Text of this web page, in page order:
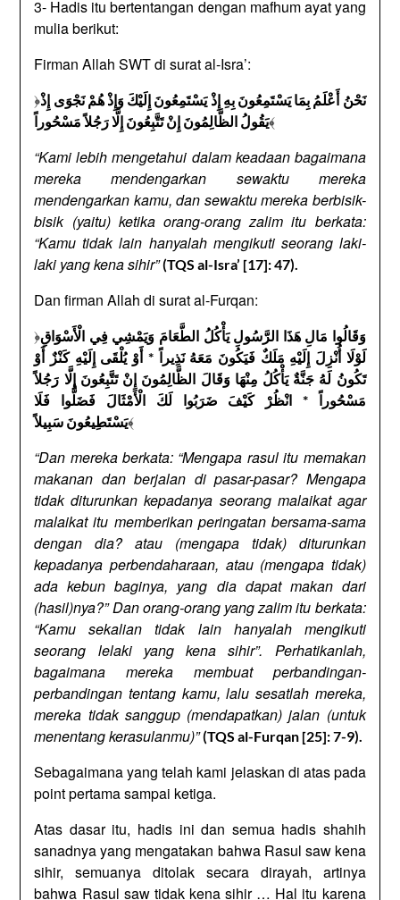
3- Hadis itu bertentangan dengan mafhum ayat yang
mulia berikut:
Firman Allah SWT di surat al-Isra’:
﴿نَحْنُ أَعْلَمُ بِمَا يَسْتَمِعُونَ بِهِ إِذْ يَسْتَمِعُونَ إِلَيْكَ وَإِذْ هُمْ نَجْوَى إِذْ
يَقُولُ الظَّالِمُونَ إِنْ تَتَّبِعُونَ إِلَّا رَجُلاً مَسْحُوراً﴾
“Kami lebih mengetahui dalam keadaan bagaimana
mereka mendengarkan sewaktu mereka
mendengarkan kamu, dan sewaktu mereka berbisik-
bisik (yaitu) ketika orang-orang zalim itu berkata:
“Kamu tidak lain hanyalah mengikuti seorang laki-
laki yang kena sihir”(TQS al-Isra’ [17]: 47).
Dan firman Allah di surat al-Furqan:
﴿وَقَالُوا مَالِ هَذَا الرَّسُولِ يَأْكُلُ الطَّعَامَ وَيَمْشِي فِي الْأَسْوَاقِ
لَوْلَا أُنْزِلَ إِلَيْهِ مَلَكٌ فَيَكُونَ مَعَهُ نَذِيراً * أَوْ يُلْقَى إِلَيْهِ كَنْزٌ أَوْ
تَكُونُ لَهُ جَنَّةٌ يَأْكُلُ مِنْهَا وَقَالَ الظَّالِمُونَ إِنْ تَتَّبِعُونَ إِلَّا رَجُلاً
مَسْحُوراً * انْظُرْ كَيْفَ ضَرَبُوا لَكَ الْأَمْثَالَ فَضَلُّوا فَلَا
يَسْتَطِيعُونَ سَبِيلاً﴾
“Dan mereka berkata: “Mengapa rasul itu memakan
makanan dan berjalan di pasar-pasar? Mengapa
tidak diturunkan kepadanya seorang malaikat agar
malaikat itu memberikan peringatan bersama-sama
dengan dia? atau (mengapa tidak) diturunkan
kepadanya perbendaharaan, atau (mengapa tidak)
ada kebun baginya, yang dia dapat makan dari
(hasil)nya?” Dan orang-orang yang zalim itu berkata:
“Kamu sekalian tidak lain hanyalah mengikuti
seorang lelaki yang kena sihir”. Perhatikanlah,
bagaimana mereka membuat perbandingan-
perbandingan tentang kamu, lalu sesatlah mereka,
mereka tidak sanggup (mendapatkan) jalan (untuk
menentang kerasulanmu)”(TQS al-Furqan [25]: 7-9).
Sebagaimana yang telah kami jelaskan di atas pada
point pertama sampai ketiga.
Atas dasar itu, hadis ini dan semua hadis shahih
sanadnya yang mengatakan bahwa Rasul saw kena
sihir, semuanya ditolak secara dirayah, artinya
bahwa Rasul saw tidak kena sihir … Hal itu karena